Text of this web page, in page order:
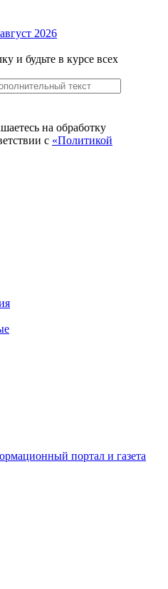
2026
и будьте в курсе всех
на обработку
с «Политикой